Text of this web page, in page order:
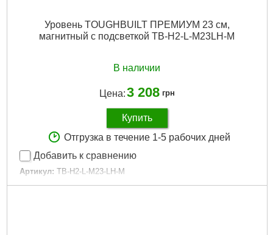
Уровень TOUGHBUILT ПРЕМИУМ 23 см,
магнитный с подсветкой TB-H2-L-M23LH-M
В наличии
Цена:3 208 грн
Купить
Отгрузка в течение 1-5 рабочих дней
Добавить к сравнению
Артикул: TB-H2-L-M23-LH-M
Код товара: 29.10.16